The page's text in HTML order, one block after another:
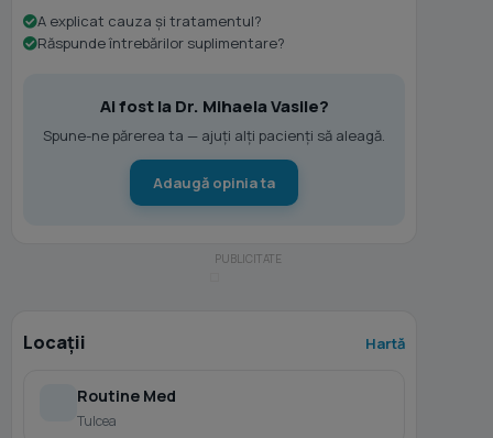
A explicat cauza și tratamentul?
Răspunde întrebărilor suplimentare?
Ai fost la Dr. Mihaela Vasile?
Spune-ne părerea ta — ajuți alți pacienți să aleagă.
Adaugă opinia ta
Locații Hartă
Routine Med
Tulcea